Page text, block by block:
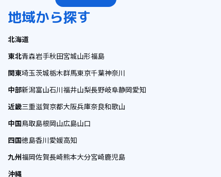
地域から探す
北海道
東北青森岩手秋田宮城山形福島
関東埼玉茨城栃木群馬東京千葉神奈川
中部新潟富山石川福井山梨長野岐阜静岡愛知
近畿三重滋賀京都大阪兵庫奈良和歌山
中国鳥取島根岡山広島山口
四国徳島香川愛媛高知
九州福岡佐賀長崎熊本大分宮崎鹿児島
沖縄